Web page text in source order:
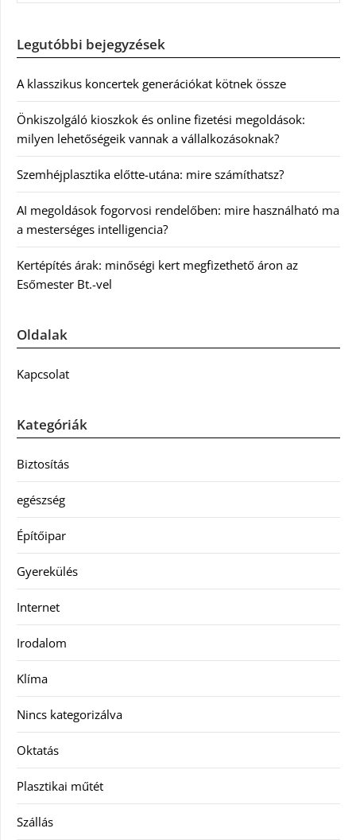
Legutóbbi bejegyzések
A klasszikus koncertek generációkat kötnek össze
Önkiszolgáló kioszkok és online fizetési megoldások:
milyen lehetőségeik vannak a vállalkozásoknak?
Szemhéjplasztika előtte-utána: mire számíthatsz?
AI megoldások fogorvosi rendelőben: mire használható ma
a mesterséges intelligencia?
Kertépítés árak: minőségi kert megfizethető áron az
Esőmester Bt.-vel
Oldalak
Kapcsolat
Kategóriák
Biztosítás
egészség
Építőipar
Gyerekülés
Internet
Irodalom
Klíma
Nincs kategorizálva
Oktatás
Plasztikai műtét
Szállás